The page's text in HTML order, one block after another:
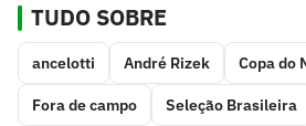
TUDO SOBRE
ancelotti André Rizek Copa do
Fora de campo Seleção Brasileira